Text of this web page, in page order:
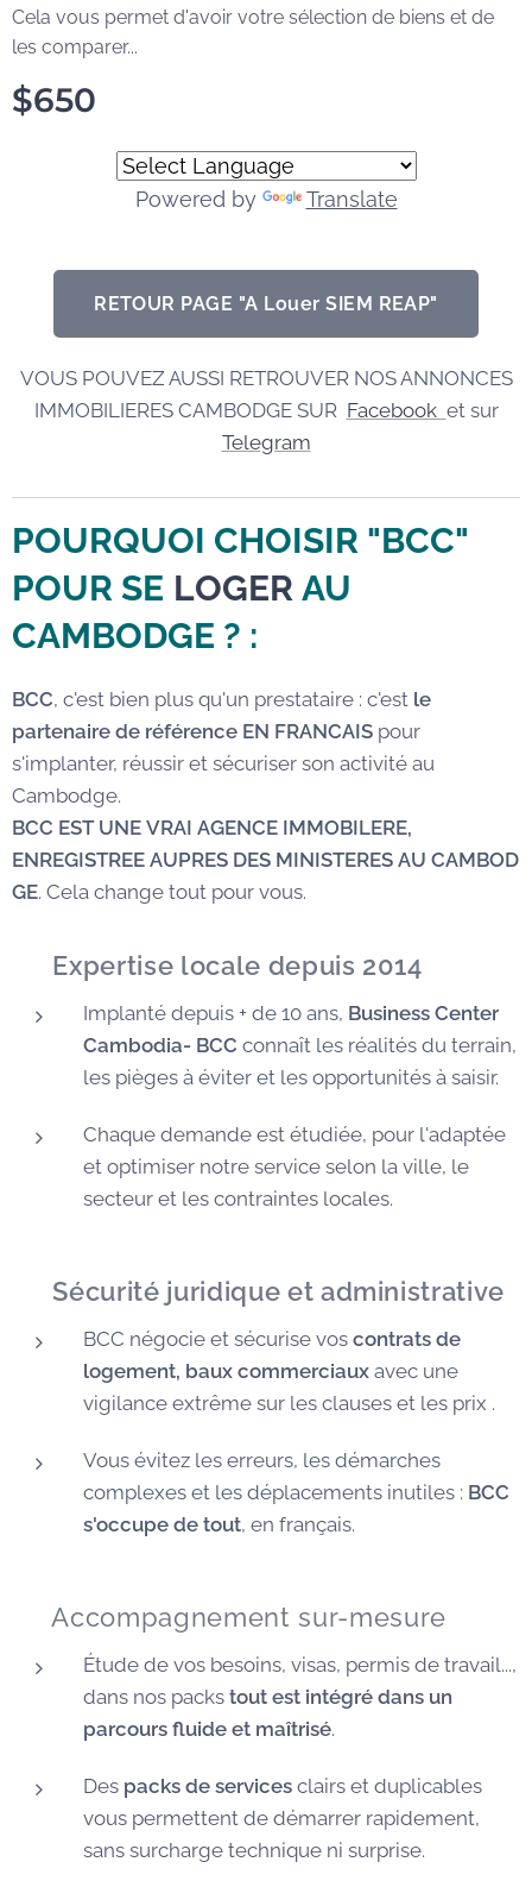
Cela vous permet d'avoir votre sélection de biens et de
les comparer...
$650
Powered by Translate
RETOUR PAGE "A Louer SIEM REAP"
VOUS POUVEZ AUSSI RETROUVER NOS ANNONCES
IMMOBILIERES CAMBODGE SUR Facebook et sur
Telegram
POURQUOI CHOISIR "BCC"
POUR SE LOGER AU
CAMBODGE ? :
BCC, c'est bien plus qu'un prestataire : c'est le
partenaire de référence EN FRANCAIS pour
s'implanter, réussir et sécuriser son activité au
Cambodge.
BCC EST UNE VRAI AGENCE IMMOBILERE,
ENREGISTREE AUPRES DES MINISTERES AU CAMBOD
GE. Cela change tout pour vous.
Expertise locale depuis 2014
Implanté depuis + de 10 ans, Business Center
Cambodia- BCC connaît les réalités du terrain,
les pièges à éviter et les opportunités à saisir.
Chaque demande est étudiée, pour l'adaptée
et optimiser notre service selon la ville, le
secteur et les contraintes locales.
🛡️Sécurité juridique et administrative
BCC négocie et sécurise vos contrats de
logement, baux commerciaux avec une
vigilance extrême sur les clauses et les prix .
Vous évitez les erreurs, les démarches
complexes et les déplacements inutiles : BCC
s'occupe de tout, en français.
🧭 Accompagnement sur-mesure
Étude de vos besoins, visas, permis de travail...,
dans nos packs tout est intégré dans un
parcours fluide et maîtrisé.
Des packs de services clairs et duplicables
vous permettent de démarrer rapidement,
sans surcharge technique ni surprise.